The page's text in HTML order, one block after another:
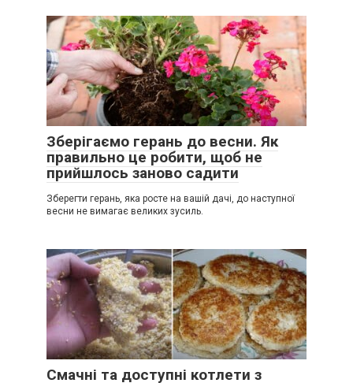
Зберігаємо герань до весни. Як
правильно це робити, щоб не
прийшлось заново садити
Зберегти герань, яка росте на вашій дачі, до наступної
весни не вимагає великих зусиль.
Смачні та доступні котлети з